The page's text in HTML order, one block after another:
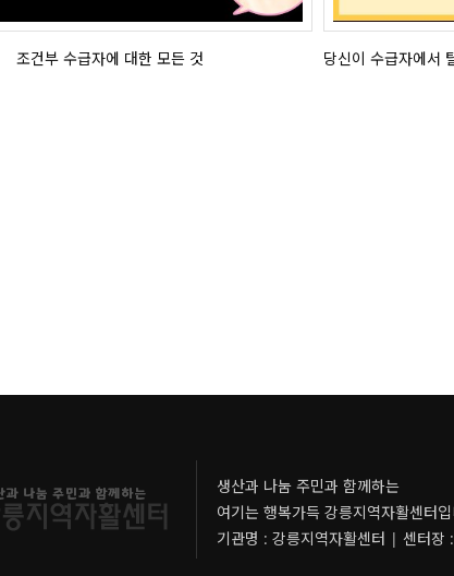
조건부 수급자에 대한 모든 것
생산과 나눔 주민과 함께하는
여기는 행복가득 강릉지역자활센터
기관명 : 강릉지역자활센터 | 센터